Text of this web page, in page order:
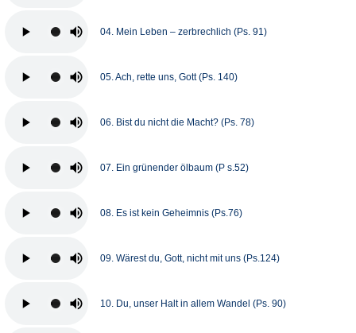
04. Mein Leben – zerbrechlich (Ps. 91)
05. Ach, rette uns, Gott (Ps. 140)
06. Bist du nicht die Macht? (Ps. 78)
07. Ein grünender ölbaum (P s.52)
08. Es ist kein Geheimnis (Ps.76)
09. Wärest du, Gott, nicht mit uns (Ps.124)
10. Du, unser Halt in allem Wandel (Ps. 90)